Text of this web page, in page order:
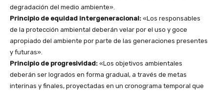
degradación del medio ambiente».
Principio de equidad intergeneracional: «Los responsables
de la protección ambiental deberán velar por el uso y goce
apropiado del ambiente por parte de las generaciones presentes
y futuras».
Principio de progresividad: «Los objetivos ambientales
deberán ser logrados en forma gradual, a través de metas
interinas y finales, proyectadas en un cronograma temporal que